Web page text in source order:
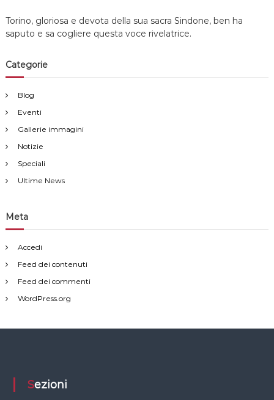
Torino, gloriosa e devota della sua sacra Sindone, ben ha
saputo e sa cogliere questa voce rivelatrice.
Categorie
Blog
Eventi
Gallerie immagini
Notizie
Speciali
Ultime News
Meta
Accedi
Feed dei contenuti
Feed dei commenti
WordPress.org
Sezioni